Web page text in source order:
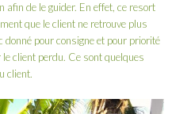
de le guider. En effet, ce resort
que le client ne retrouve plus
pour consigne et pour priorité
client perdu. Ce sont quelques
client.